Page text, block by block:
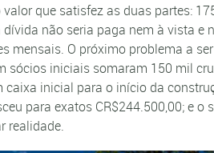
que satisfez as duas partes:
não seria paga nem à vista e
mensais. O próximo problema a
sócios iniciais somaram 150 mil
inicial para o início da
para exatos CR$244.500,00; e o
realidade.